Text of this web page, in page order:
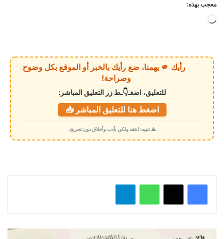
معجب بهذه:
ي
م
ي
رأيك 🫵 يهمنا، ضع رأيك بالخبر أو الموقع بكل وضوح
وصراحة!
للتعليق، اضغـ👇ـط زر التعليق المباشر:
اضغط هنا للتعليق المباشر 📥
⚠️ تنبيه: انتقد ولكن بأدب وأخلاق دون تجريح.
واتساب